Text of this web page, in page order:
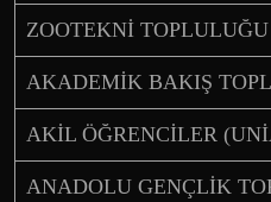
ZOOTEKNİ TOPLULUĞU
AKADEMİK BAKIŞ
AKİL ÖĞRENCİLER
ANADOLU GENÇLİK